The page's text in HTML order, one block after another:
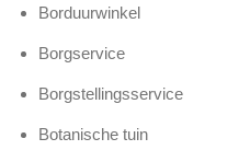
Borduurwinkel
Borgservice
Borgstellingsservice
Botanische tuin